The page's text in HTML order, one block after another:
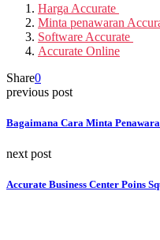
Harga Accurate
Minta penawaran
Software Accurate
Accurate Online
Share0
previous post
Bagaimana Cara Minta
next post
Accurate Business Center Poins